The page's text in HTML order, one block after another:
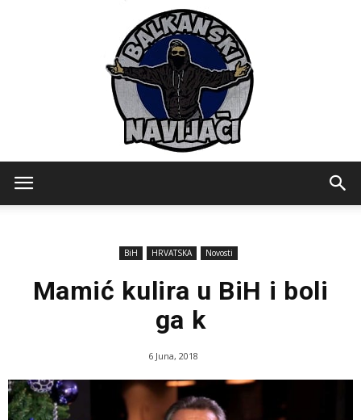
BiH HRVATSKA Novosti
Mamić kulira u BiH i boli
ga k
6 Juna, 2018